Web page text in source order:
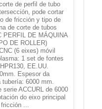
de perfil de tubo
pode cortar
de fricción y tipo de
de corte de tubos
PERFIL DE MÁQUINA
DE ROLLER)
(6 eixes) móvil
1 set de fontes
EE.UU.
Espesor da
tubería: 6000 mm.
serie ACCURL de 6000
do eixo principal
...